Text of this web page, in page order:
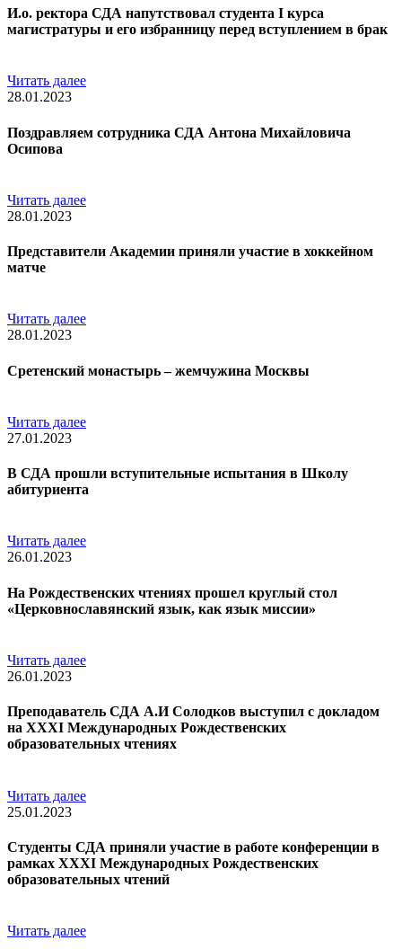
И.о. ректора СДА напутствовал студента I курса
магистратуры и его избранницу перед вступлением в брак
Читать далее
28.01.2023
Поздравляем сотрудника СДА Антона Михайловича
Осипова
Читать далее
28.01.2023
Представители Академии приняли участие в хоккейном
матче
Читать далее
28.01.2023
Сретенский монастырь – жемчужина Москвы
Читать далее
27.01.2023
В СДА прошли вступительные испытания в Школу
абитуриента
Читать далее
26.01.2023
На Рождественских чтениях прошел круглый стол
«Церковнославянский язык, как язык миссии»
Читать далее
26.01.2023
Преподаватель СДА А.И Солодков выступил с докладом
на XXXI Международных Рождественских
образовательных чтениях
Читать далее
25.01.2023
Студенты СДА приняли участие в работе конференции в
рамках XXXI Международных Рождественских
образовательных чтений
Читать далее